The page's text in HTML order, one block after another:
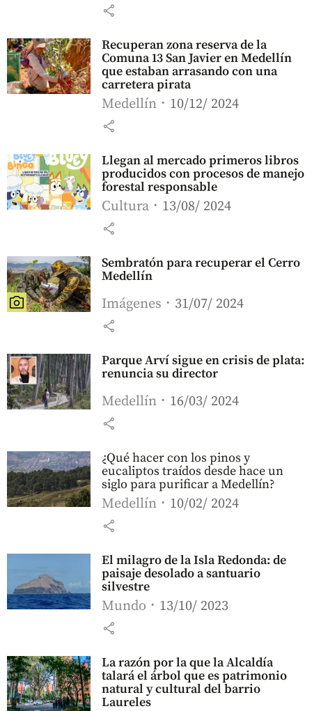
share
Recuperan zona reserva de la
Comuna 13 San Javier en Medellín
que estaban arrasando con una
carretera pirata
Medellín 10/12/ 2024
share
Llegan al mercado primeros libros
producidos con procesos de manejo
forestal responsable
Cultura 13/08/ 2024
share
Sembratón para recuperar el Cerro
Medellín
Imágenes 31/07/ 2024
share
Parque Arví sigue en crisis de plata:
renuncia su director
Medellín 16/03/ 2024
share
¿Qué hacer con los pinos y
eucaliptos traídos desde hace un
siglo para purificar a Medellín?
Medellín 10/02/ 2024
share
El milagro de la Isla Redonda: de
paisaje desolado a santuario
silvestre
Mundo 13/10/ 2023
share
La razón por la que la Alcaldía
talará el árbol que es patrimonio
natural y cultural del barrio
Laureles